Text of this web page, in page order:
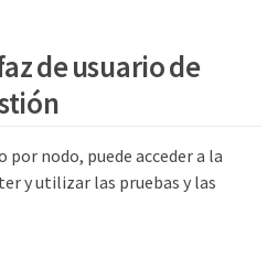
de usuario de
por nodo, puede acceder a la
y utilizar las pruebas y las